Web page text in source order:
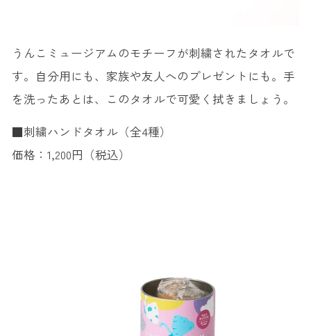
うんこミュージアムのモチーフが刺繍されたタオルで
す。自分用にも、家族や友人へのプレゼントにも。手
を洗ったあとは、このタオルで可愛く拭きましょう。
■刺繍ハンドタオル（全4種）
価格：1,200円（税込）